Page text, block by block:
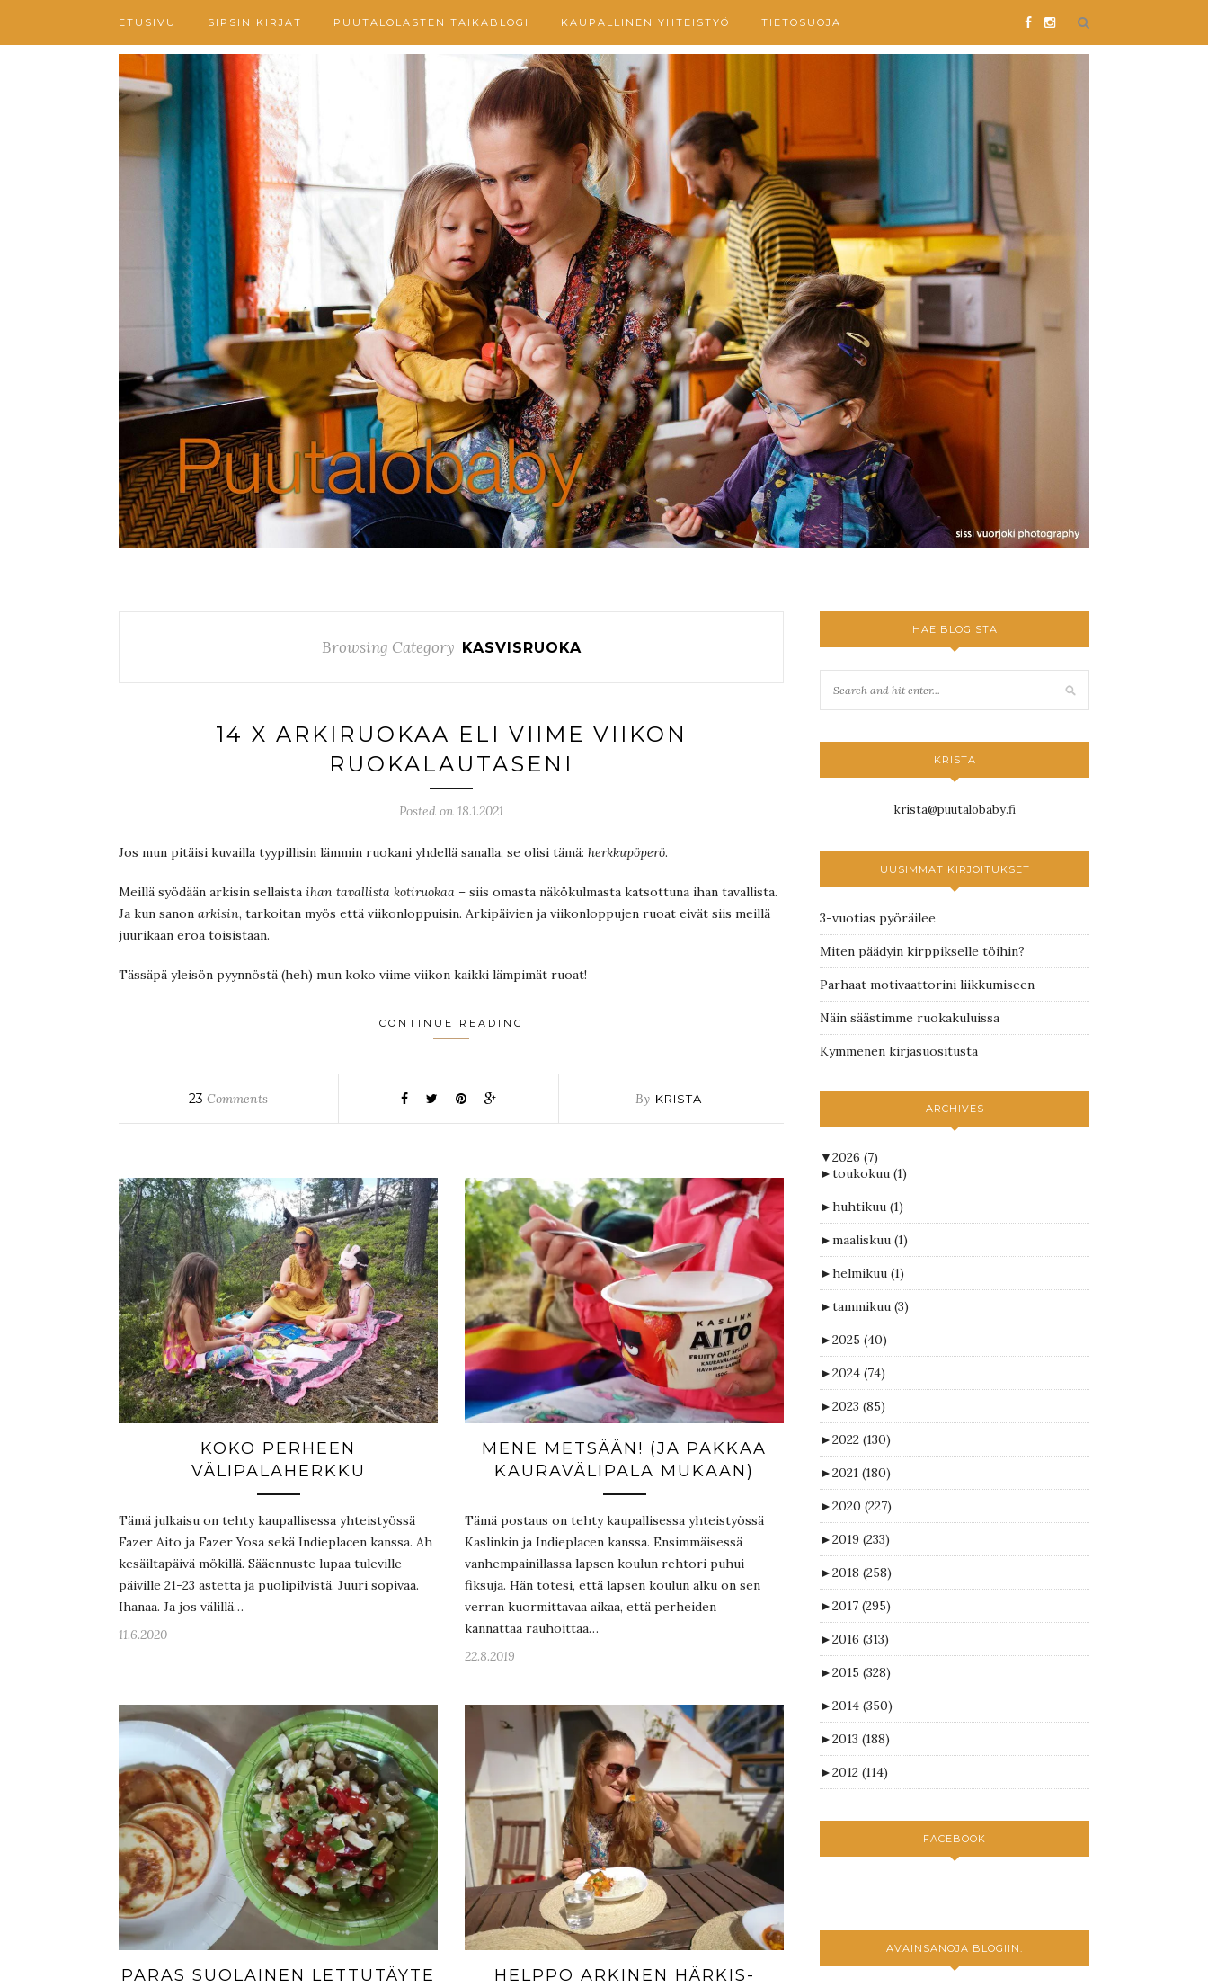
ETUSIVU SIPSIN KIRJAT PUUTALOLASTEN TAIKABLOGI KAUPALLINEN YHTEISTYÖ TIETOSUOJA
Browsing Category KASVISRUOKA
14 X ARKIRUOKAA ELI VIIME VIIKON
RUOKALAUTASENI
Posted on 18.1.2021
Jos mun pitäisi kuvailla tyypillisin lämmin ruokani yhdellä sanalla, se olisi tämä: herkkupöperö.
Meillä syödään arkisin sellaista ihan tavallista kotiruokaa – siis omasta näkökulmasta katsottuna ihan tavallista.
Ja kun sanon arkisin, tarkoitan myös että viikonloppuisin. Arkipäivien ja viikonloppujen ruoat eivät siis meillä
juurikaan eroa toisistaan.
Tässäpä yleisön pyynnöstä (heh) mun koko viime viikon kaikki lämpimät ruoat!
CONTINUE READING
23 Comments By KRISTA
KOKO PERHEEN
VÄLIPALAHERKKU
Tämä julkaisu on tehty kaupallisessa yhteistyössä
Fazer Aito ja Fazer Yosa sekä Indieplacen kanssa. Ah
kesäiltapäivä mökillä. Sääennuste lupaa tuleville
päiville 21-23 astetta ja puolipilvistä. Juuri sopivaa.
Ihanaa. Ja jos välillä…
11.6.2020
MENE METSÄÄN! (JA PAKKAA
KAURAVÄLIPALA MUKAAN)
Tämä postaus on tehty kaupallisessa yhteistyössä
Kaslinkin ja Indieplacen kanssa. Ensimmäisessä
vanhempainillassa lapsen koulun rehtori puhui
fiksuja. Hän totesi, että lapsen koulun alku on sen
verran kuormittavaa aikaa, että perheiden
kannattaa rauhoittaa…
22.8.2019
PARAS SUOLAINEN LETTUTÄYTE
HELPPO ARKINEN HÄRKIS-
HAE BLOGISTA
KRISTA
krista@puutalobaby.fi
UUSIMMAT KIRJOITUKSET
3-vuotias pyöräilee
Miten päädyin kirppikselle töihin?
Parhaat motivaattorini liikkumiseen
Näin säästimme ruokakuluissa
Kymmenen kirjasuositusta
ARCHIVES
▼2026 (7)
►toukokuu (1)
►huhtikuu (1)
►maaliskuu (1)
►helmikuu (1)
►tammikuu (3)
►2025 (40)
►2024 (74)
►2023 (85)
►2022 (130)
►2021 (180)
►2020 (227)
►2019 (233)
►2018 (258)
►2017 (295)
►2016 (313)
►2015 (328)
►2014 (350)
►2013 (188)
►2012 (114)
FACEBOOK
AVAINSANOJA BLOGIIN: